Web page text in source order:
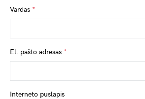
Vardas *
El. pašto adresas *
Interneto puslapis